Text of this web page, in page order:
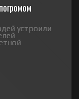
устроили